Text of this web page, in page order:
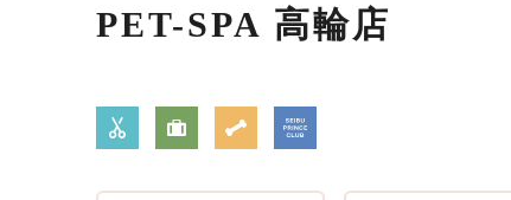
PET-SPA 高輪店